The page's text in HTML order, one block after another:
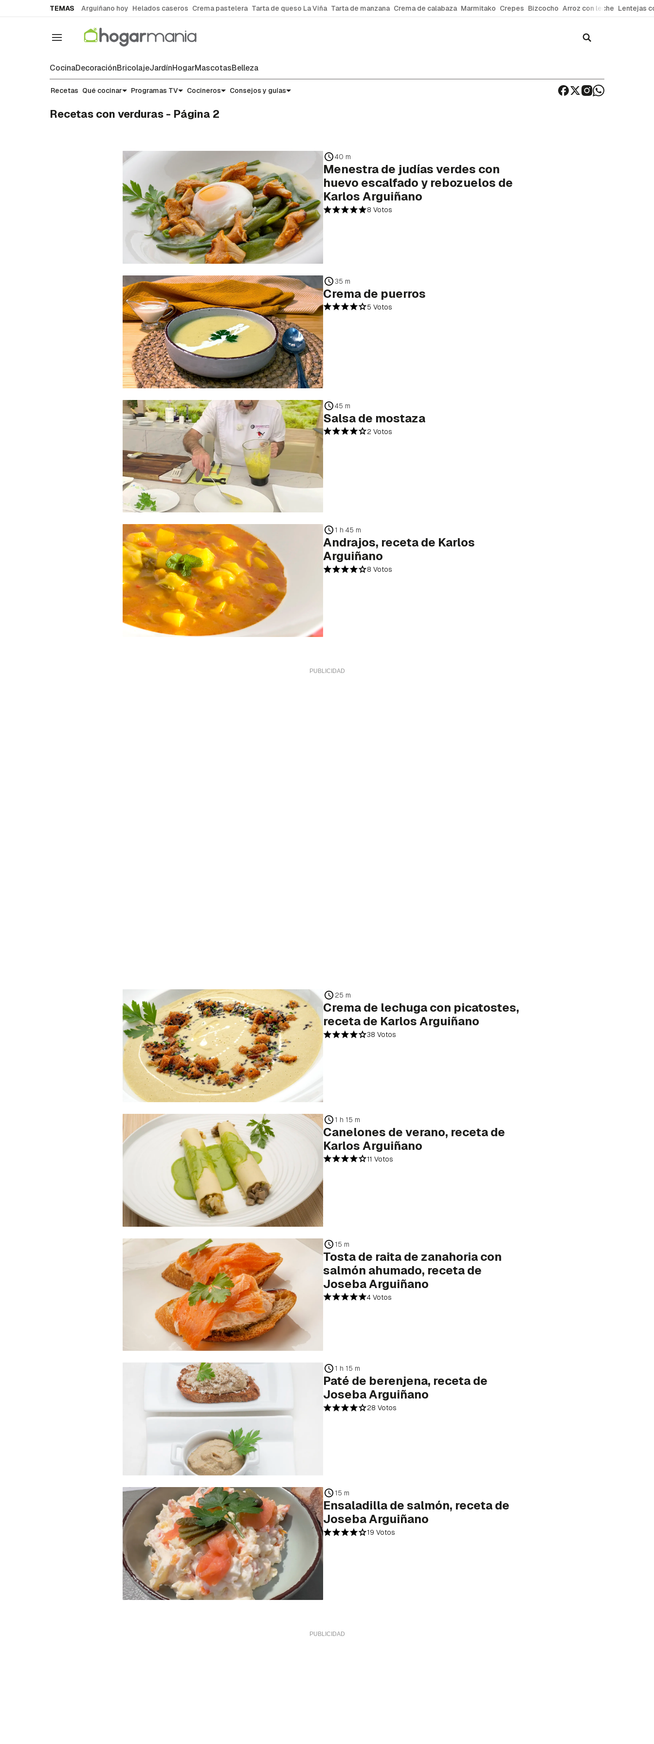
TEMAS Arguiñano hoy Helados caseros Crema pastelera Tarta de queso La Viña Tarta de manzana Crema de calabaza Marmitako Crepes Bizcocho Arroz con leche Lentejas
Navegación
CocinaDecoraciónBricolajeJardínHogarMascotasBelleza
Recetas Qué cocinar Programas TV Cocineros Consejos y guías
Recetas con verduras - Página 2
40 m
Menestra de judías verdes con
huevo escalfado y rebozuelos de
Karlos Arguiñano
8 Votos
35 m
Crema de puerros
5 Votos
45 m
Salsa de mostaza
2 Votos
1 h 45 m
Andrajos, receta de Karlos
Arguiñano
8 Votos
25 m
Crema de lechuga con picatostes,
receta de Karlos Arguiñano
38 Votos
1 h 15 m
Canelones de verano, receta de
Karlos Arguiñano
11 Votos
15 m
Tosta de raita de zanahoria con
salmón ahumado, receta de
Joseba Arguiñano
4 Votos
1 h 15 m
Paté de berenjena, receta de
Joseba Arguiñano
28 Votos
15 m
Ensaladilla de salmón, receta de
Joseba Arguiñano
19 Votos